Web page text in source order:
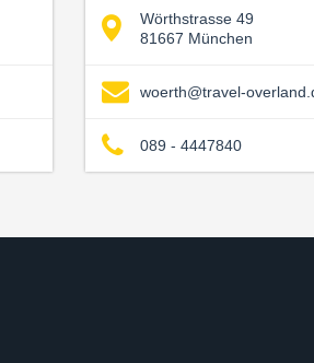
Wörthstrasse 49
81667 München
woerth@travel-
089 - 4447840